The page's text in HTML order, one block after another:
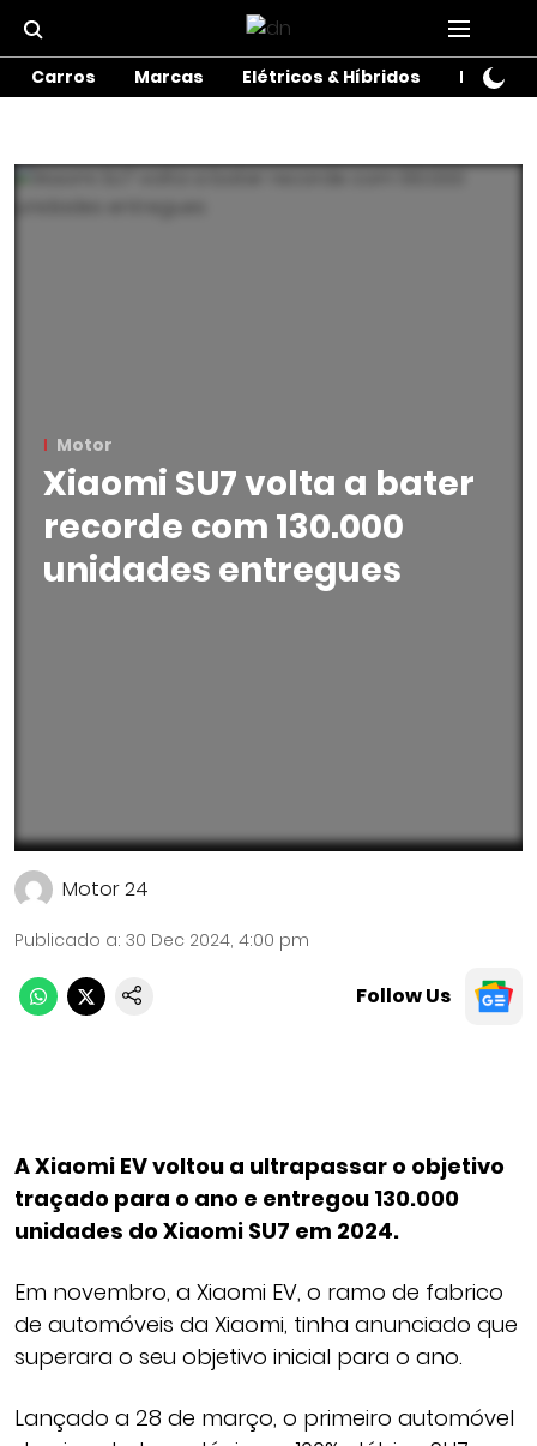
Carros Marcas Elétricos & Híbridos Motos
Motor
Xiaomi SU7 volta a bater
recorde com 130.000
unidades entregues
Motor 24
Publicado a: 30 Dec 2024, 4:00 pm
Follow Us
A Xiaomi EV voltou a ultrapassar o objetivo
traçado para o ano e entregou 130.000
unidades do Xiaomi SU7 em 2024.
Em novembro, a Xiaomi EV, o ramo de fabrico
de automóveis da Xiaomi, tinha anunciado que
superara o seu objetivo inicial para o ano.
Lançado a 28 de março, o primeiro automóvel